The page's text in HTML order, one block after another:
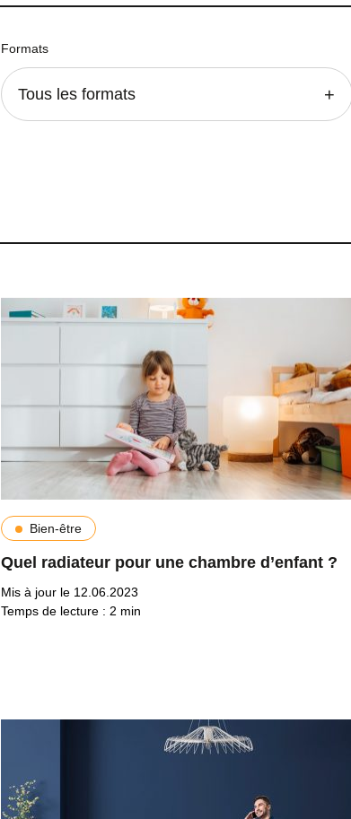
Formats
Tous les formats
Bien-être
Quel radiateur pour une chambre d’enfant ?
Mis à jour le 12.06.2023
Temps de lecture : 2 min